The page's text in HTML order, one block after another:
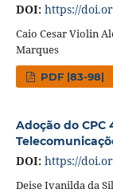
DOI: https://
Caio Cesar Violin
Marques
PDF |83-98|
Adoção do CPC
DOI: https://
Deise Ivanilda da